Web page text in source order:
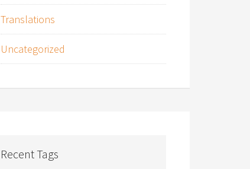
Translations
Uncategorized
Recent Tags